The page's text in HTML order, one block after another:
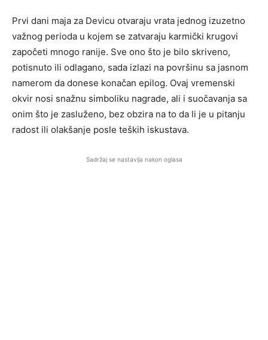
Prvi dani maja za Devicu otvaraju vrata jednog izuzetno
važnog perioda u kojem se zatvaraju karmički krugovi
započeti mnogo ranije. Sve ono što je bilo skriveno,
potisnuto ili odlagano, sada izlazi na površinu sa jasnom
namerom da donese konačan epilog. Ovaj vremenski
okvir nosi snažnu simboliku nagrade, ali i suočavanja sa
onim što je zasluženo, bez obzira na to da li je u pitanju
radost ili olakšanje posle teških iskustava.
Sadržaj se nastavlja nakon oglasa